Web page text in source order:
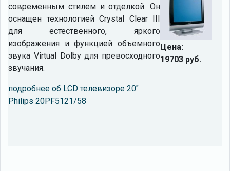
Цена:
19703 руб.
современным стилем и отделкой. Он
оснащен технологией Crystal Clear III
для естественного, яркого
изображения и функцией объемного
звука Virtual Dolby для превосходного
звучания.
подробнее об LCD телевизоре 20"
Philips 20PF5121/58